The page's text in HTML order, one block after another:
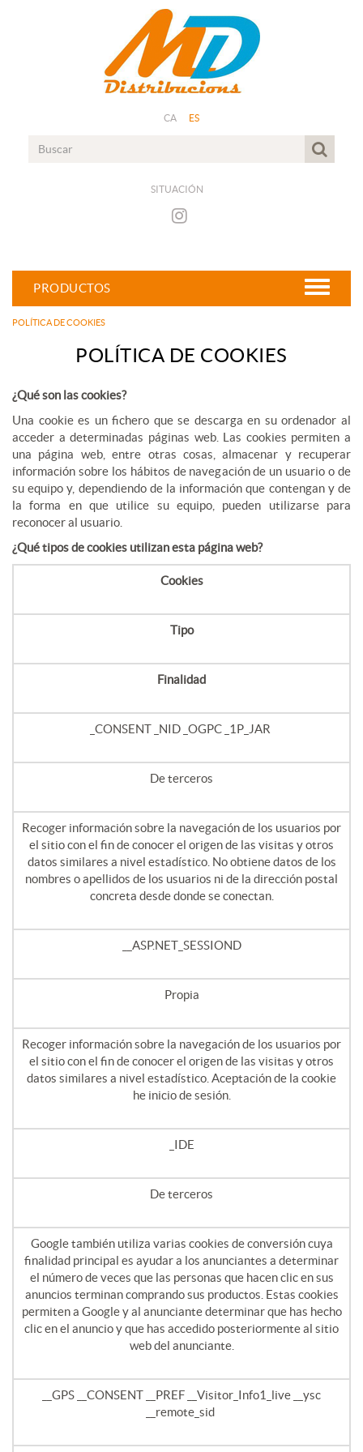
CA ES
SITUACIÓN
PRODUCTOS
POLÍTICA DE COOKIES
POLÍTICA DE COOKIES
¿Qué son las cookies?
Una cookie es un fichero que se descarga en su ordenador al
acceder a determinadas páginas web. Las cookies permiten a
una página web, entre otras cosas, almacenar y recuperar
información sobre los hábitos de navegación de un usuario o de
su equipo y, dependiendo de la información que contengan y de
la forma en que utilice su equipo, pueden utilizarse para
reconocer al usuario.
¿Qué tipos de cookies utilizan esta página web?
Cookies
Tipo
Finalidad
_CONSENT _NID _OGPC _1P_JAR
De terceros
Recoger información sobre la navegación de los usuarios por
el sitio con el fin de conocer el origen de las visitas y otros
datos similares a nivel estadístico. No obtiene datos de los
nombres o apellidos de los usuarios ni de la dirección postal
concreta desde donde se conectan.
__ASP.NET_SESSIOND
Propia
Recoger información sobre la navegación de los usuarios por
el sitio con el fin de conocer el origen de las visitas y otros
datos similares a nivel estadístico. Aceptación de la cookie
he inicio de sesión.
_IDE
De terceros
Google también utiliza varias cookies de conversión cuya
finalidad principal es ayudar a los anunciantes a determinar
el número de veces que las personas que hacen clic en sus
anuncios terminan comprando sus productos. Estas cookies
permiten a Google y al anunciante determinar que has hecho
clic en el anuncio y que has accedido posteriormente al sitio
web del anunciante.
__GPS __CONSENT __PREF __Visitor_Info1_live __ysc
__remote_sid